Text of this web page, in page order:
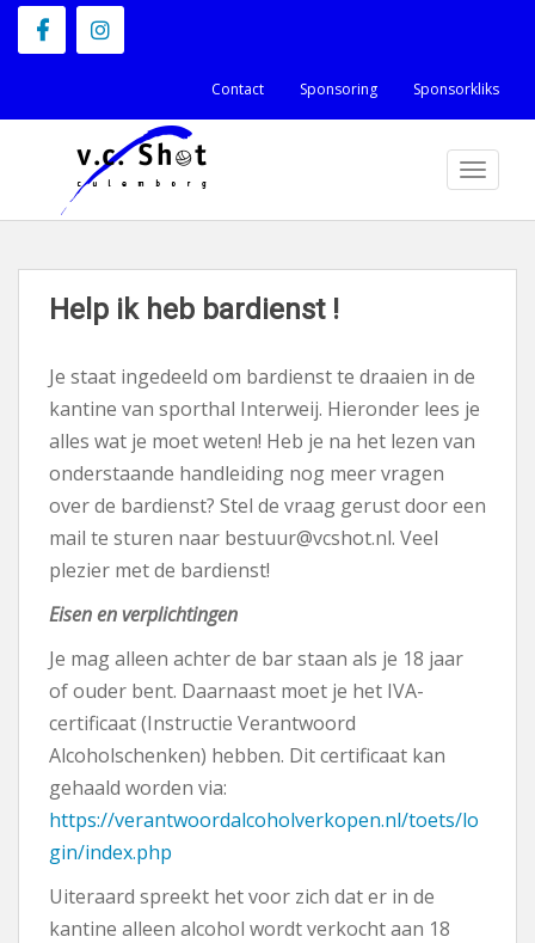
Contact Sponsoring Sponsorkliks
Help ik heb bardienst !
Je staat ingedeeld om bardienst te draaien in de
kantine van sporthal Interweij. Hieronder lees je
alles wat je moet weten! Heb je na het lezen van
onderstaande handleiding nog meer vragen
over de bardienst? Stel de vraag gerust door een
mail te sturen naar bestuur@vcshot.nl. Veel
plezier met de bardienst!
Eisen en verplichtingen
Je mag alleen achter de bar staan als je 18 jaar
of ouder bent. Daarnaast moet je het IVA-
certificaat (Instructie Verantwoord
Alcoholschenken) hebben. Dit certificaat kan
gehaald worden via:
https://verantwoordalcoholverkopen.nl/toets/lo
gin/index.php
Uiteraard spreekt het voor zich dat er in de
kantine alleen alcohol wordt verkocht aan 18